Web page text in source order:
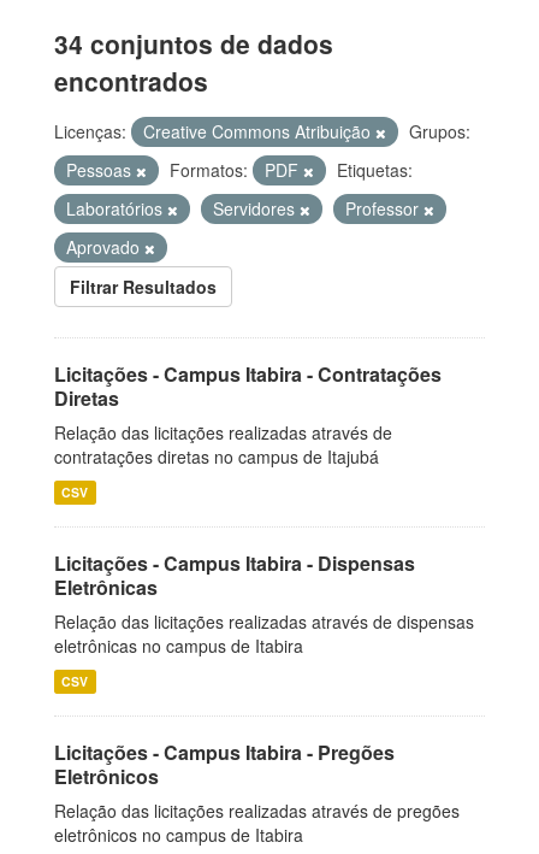
34 conjuntos de dados
encontrados
Licenças: Creative Commons Atribuição
Grupos:
Pessoas
Formatos: PDF
Etiquetas:
Laboratórios
Servidores
Professor
Aprovado
Filtrar Resultados
Licitações - Campus Itabira - Contratações
Diretas
Relação das licitações realizadas através de
contratações diretas no campus de Itajubá
CSV
Licitações - Campus Itabira - Dispensas
Eletrônicas
Relação das licitações realizadas através de dispensas
eletrônicas no campus de Itabira
CSV
Licitações - Campus Itabira - Pregões
Eletrônicos
Relação das licitações realizadas através de pregões
eletrônicos no campus de Itabira